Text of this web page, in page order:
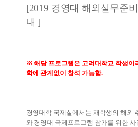
[2019 경영대 해외실무준
내 ]
※ 해당 프로그램은 고려대학교 학생이
학에 관계없이 참석 가능함.
경영대학 국제실에서는 재학생의 해외
와 경영대 국제프로그램 참가를 위한